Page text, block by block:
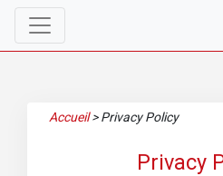
Accueil >Privacy Policy
Privacy